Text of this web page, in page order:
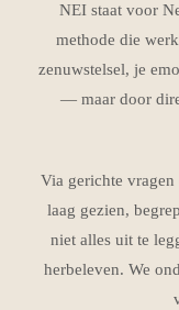
NEI staat voor
methode die
zenuwstelsel, je
— maar door
Via gerichte
laag gezien,
niet alles uit te
herbeleven. We